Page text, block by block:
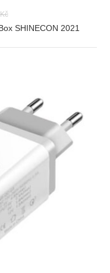
SHINECON 2021